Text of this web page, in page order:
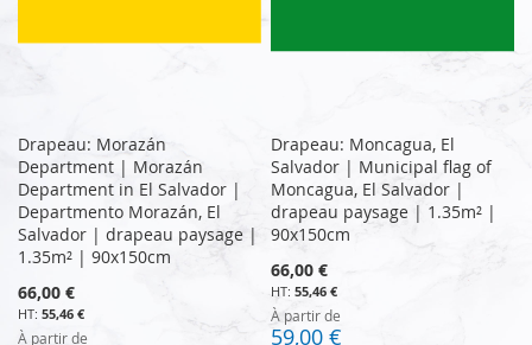
Drapeau: Morazán
Department | Morazán
Department in El Salvador |
Departmento Morazán, El
Salvador | drapeau paysage |
1.35m² | 90x150cm
66,00 €
55,46 €
À partir de
Drapeau: Moncagua, El
Salvador | Municipal flag of
Moncagua, El Salvador |
drapeau paysage | 1.35m² |
90x150cm
66,00 €
55,46 €
À partir de
59,00 €